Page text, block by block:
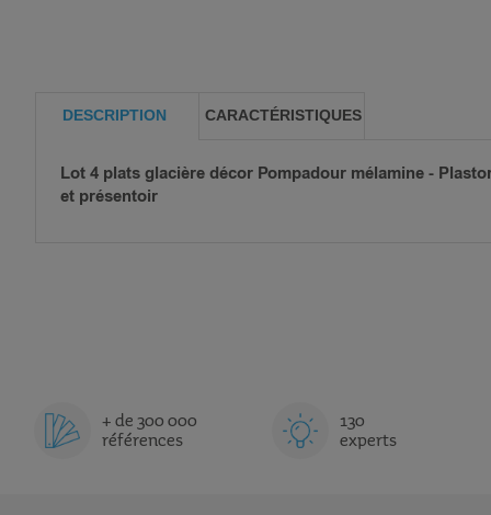
DESCRIPTION
Lot 4 plats glacière décor Pompadour mélamine -
et présentoir
CARACTÉRISTIQUES
+ de 300 000
références
130
experts